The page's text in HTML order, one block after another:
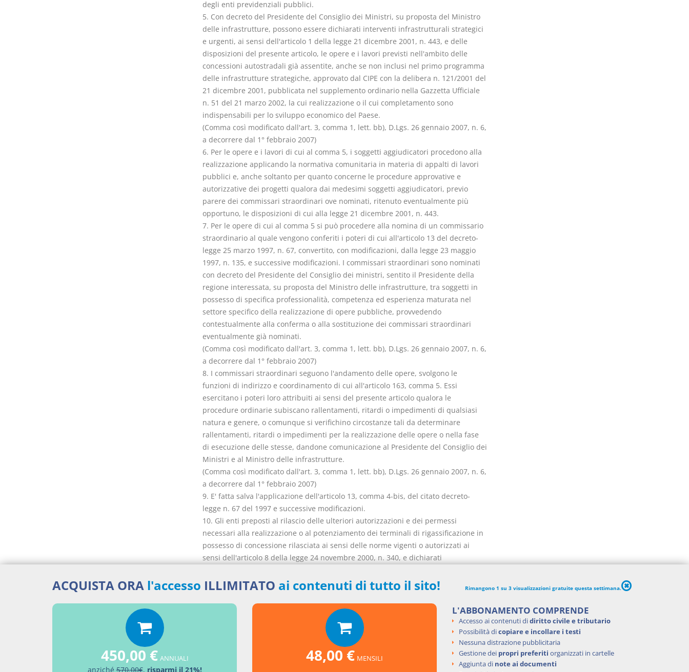
degli enti previdenziali pubblici.
5. Con decreto del Presidente del Consiglio dei Ministri, su proposta del Ministro
delle infrastrutture, possono essere dichiarati interventi infrastrutturali strategici
e urgenti, ai sensi dell'articolo 1 della legge 21 dicembre 2001, n. 443, e delle
disposizioni del presente articolo, le opere e i lavori previsti nell'ambito delle
concessioni autostradali già assentite, anche se non inclusi nel primo programma
delle infrastrutture strategiche, approvato dal CIPE con la delibera n. 121/2001 del
21 dicembre 2001, pubblicata nel supplemento ordinario nella Gazzetta Ufficiale
n. 51 del 21 marzo 2002, la cui realizzazione o il cui completamento sono
indispensabili per lo sviluppo economico del Paese.
(Comma così modificato dall'art. 3, comma 1, lett. bb), D.Lgs. 26 gennaio 2007, n. 6,
a decorrere dal 1° febbraio 2007)
6. Per le opere e i lavori di cui al comma 5, i soggetti aggiudicatori procedono alla
realizzazione applicando la normativa comunitaria in materia di appalti di lavori
pubblici e, anche soltanto per quanto concerne le procedure approvative e
autorizzative dei progetti qualora dai medesimi soggetti aggiudicatori, previo
parere dei commissari straordinari ove nominati, ritenuto eventualmente più
opportuno, le disposizioni di cui alla legge 21 dicembre 2001, n. 443.
7. Per le opere di cui al comma 5 si può procedere alla nomina di un commissario
straordinario al quale vengono conferiti i poteri di cui all'articolo 13 del decreto-
legge 25 marzo 1997, n. 67, convertito, con modificazioni, dalla legge 23 maggio
1997, n. 135, e successive modificazioni. I commissari straordinari sono nominati
con decreto del Presidente del Consiglio dei ministri, sentito il Presidente della
regione interessata, su proposta del Ministro delle infrastrutture, tra soggetti in
possesso di specifica professionalità, competenza ed esperienza maturata nel
settore specifico della realizzazione di opere pubbliche, provvedendo
contestualmente alla conferma o alla sostituzione dei commissari straordinari
eventualmente già nominati.
(Comma così modificato dall'art. 3, comma 1, lett. bb), D.Lgs. 26 gennaio 2007, n. 6,
a decorrere dal 1° febbraio 2007)
8. I commissari straordinari seguono l'andamento delle opere, svolgono le
funzioni di indirizzo e coordinamento di cui all'articolo 163, comma 5. Essi
esercitano i poteri loro attribuiti ai sensi del presente articolo qualora le
procedure ordinarie subiscano rallentamenti, ritardi o impedimenti di qualsiasi
natura e genere, o comunque si verifichino circostanze tali da determinare
rallentamenti, ritardi o impedimenti per la realizzazione delle opere o nella fase
di esecuzione delle stesse, dandone comunicazione al Presidente del Consiglio dei
Ministri e al Ministro delle infrastrutture.
(Comma così modificato dall'art. 3, comma 1, lett. bb), D.Lgs. 26 gennaio 2007, n. 6,
a decorrere dal 1° febbraio 2007)
9. E' fatta salva l'applicazione dell'articolo 13, comma 4-bis, del citato decreto-
legge n. 67 del 1997 e successive modificazioni.
10. Gli enti preposti al rilascio delle ulteriori autorizzazioni e dei permessi
necessari alla realizzazione o al potenziamento dei terminali di rigassificazione in
possesso di concessione rilasciata ai sensi delle norme vigenti o autorizzati ai
sensi dell'articolo 8 della legge 24 novembre 2000, n. 340, e dichiarati
2001, n. 443, sono tenuti ad esprimersi entro sessanta giorni dalla richiesta. In
nell'ambito dei propri compiti istituzionali e con le ordinarie risorse di bilancio,
provvede senza necessità di diffida alla nomina di un commissario ad acta per gli
(Comma così modificato dall'art. 2, comma 1, lett. ss), D.Lgs. 11 settembre 2008, n.
11. Nell'esercizio dei poteri e compiti ai medesimi attribuiti ai sensi del presente
ACQUISTA ORA l'accesso ILLIMITATO ai contenuti di tutto il sito! Rimangono 1 su 3 visualizzazioni gratuite questa settimana.
450,00 € ANNUALI
anziché570.00€, risparmi il 21%!
48,00 € MENSILI
L'ABBONAMENTO COMPRENDE
Accesso ai contenuti didiritto civile e tributario
Possibilità dicopiare e incollare i testi
Nessuna distrazione pubblicitaria
Gestione dei propri preferiti organizzati in cartelle
Aggiunta di note ai documenti